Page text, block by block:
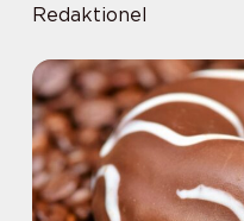
Redaktionel